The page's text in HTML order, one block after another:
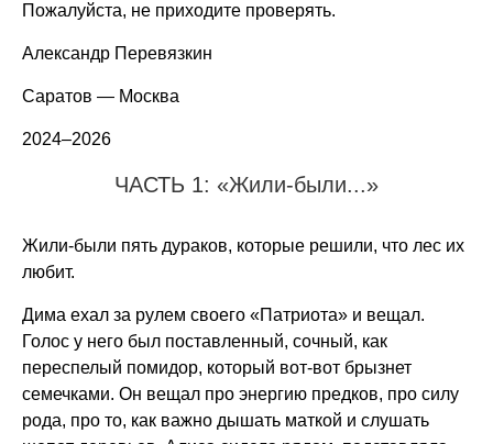
Пожалуйста, не приходите проверять.
Александр Перевязкин
Саратов — Москва
2024–2026
ЧАСТЬ 1: «Жили-были...»
Жили-были пять дураков, которые решили, что лес их
любит.
Дима ехал за рулем своего «Патриота» и вещал.
Голос у него был поставленный, сочный, как
переспелый помидор, который вот-вот брызнет
семечками. Он вещал про энергию предков, про силу
рода, про то, как важно дышать маткой и слушать